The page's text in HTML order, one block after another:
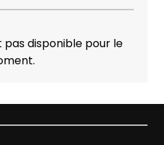
pas disponible pour le